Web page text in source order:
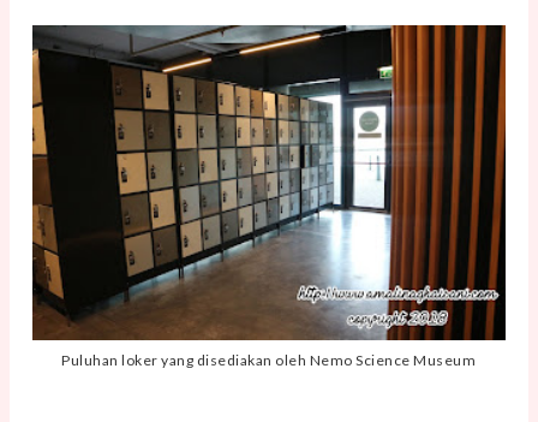
Puluhan loker yang disediakan oleh Nemo Science Museum